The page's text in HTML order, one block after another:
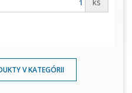
ks
V KATEGÓRII